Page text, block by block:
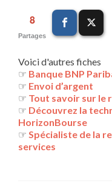
8
Partages
Voici d'autres fiches
☞ Banque BNP
☞ Envoi d’argent
☞ Tout savoir sur le
☞ Découvrez la
HorizonBourse
☞ Spécialiste de la
services